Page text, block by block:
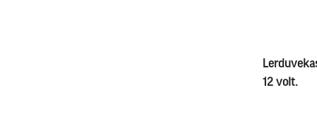
12 volt.